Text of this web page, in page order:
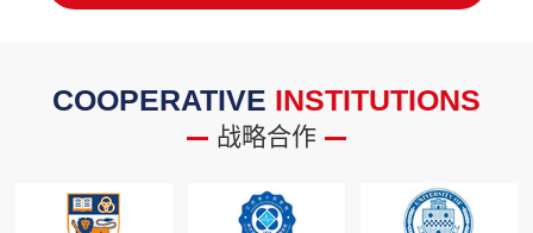
COOPERATIVE INSTITUTIONS
战略合作